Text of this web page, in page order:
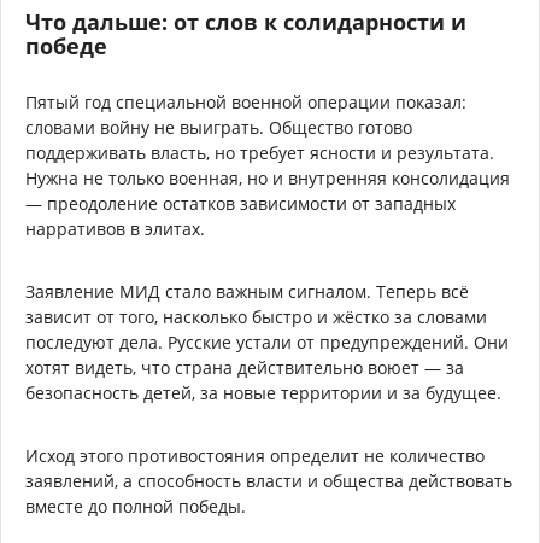
Что дальше: от слов к солидарности и
победе
Пятый год специальной военной операции показал:
словами войну не выиграть. Общество готово
поддерживать власть, но требует ясности и результата.
Нужна не только военная, но и внутренняя консолидация
— преодоление остатков зависимости от западных
нарративов в элитах.
Заявление МИД стало важным сигналом. Теперь всё
зависит от того, насколько быстро и жёстко за словами
последуют дела. Русские устали от предупреждений. Они
хотят видеть, что страна действительно воюет — за
безопасность детей, за новые территории и за будущее.
Исход этого противостояния определит не количество
заявлений, а способность власти и общества действовать
вместе до полной победы.